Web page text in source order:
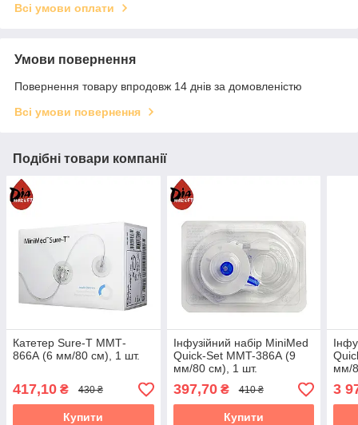
Всі умови оплати
Умови повернення
Повернення товару впродовж 14 днів за домовленістю
Всі умови повернення
Подібні товари компанії
Катетер Sure-T ММТ-
866А (6 мм/80 см), 1 шт.
417,10 ₴ 430 ₴
Купити
Інфузійний набір MiniMed
Quick-Set MMT-386А (9
мм/80 см), 1 шт.
397,70₴ 410 ₴
Купити
мм/
3